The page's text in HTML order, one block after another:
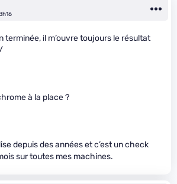
terminée, il m’ouvre toujours le résultat
à la place ?
depuis des années et c’est un check
sur toutes mes machines.